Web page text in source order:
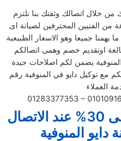
خلال اتصالك وثقتك بنا نلتزم
من الفنيين المحترفين لصيانة اى
جميعا وهو الاسعار الطبيعية
اوتقديم خصم وهمى اتصالكم
يضمن لكم اصلاحات جيدة
مع توكيل دايو في المنوفية رقم
01283377353 –
خصومات تصل الى 30% عند الاتصال
دايو المنوفية